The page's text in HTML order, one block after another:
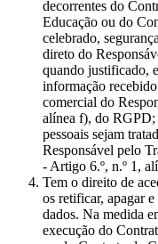
decorrentes do
Educação ou do
celebrado,
direto do
quando justificado,
informação
comercial do
alínea f), do RGPD;
pessoais sejam
Responsável pelo
- Artigo 6.º, n.º 1,
Tem o direito de
os retificar, apagar
dados. Na medida
execução do